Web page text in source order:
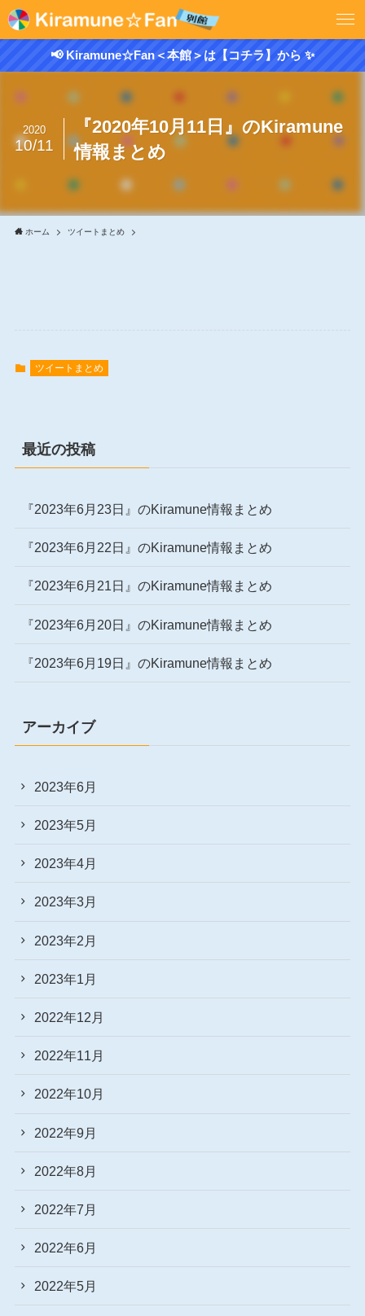
📢 Kiramune☆Fan＜本館＞は【コチラ】から ✨
『2020年10月11日』のKiramune
情報まとめ
2020
10/11
ホーム ツイートまとめ
ツイートまとめ
最近の投稿
『2023年6月23日』のKiramune情報まとめ
『2023年6月22日』のKiramune情報まとめ
『2023年6月21日』のKiramune情報まとめ
『2023年6月20日』のKiramune情報まとめ
『2023年6月19日』のKiramune情報まとめ
アーカイブ
2023年6月
2023年5月
2023年4月
2023年3月
2023年2月
2023年1月
2022年12月
2022年11月
2022年10月
2022年9月
2022年8月
2022年7月
2022年6月
2022年5月